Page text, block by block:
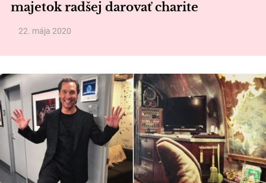
majetok radšej darovať charite
22. mája 2020